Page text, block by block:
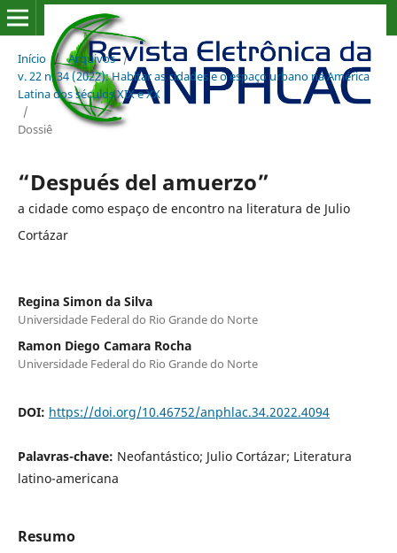
Início / Arquivos /
v. 22 n. 34 (2022): Habitar as cidades e o espaço urbano na América
Latina dos séculos XIX e XX
/
Dossiê
“Después del amuerzo”
a cidade como espaço de encontro na literatura de Julio
Cortázar
Regina Simon da Silva
Universidade Federal do Rio Grande do Norte
Ramon Diego Camara Rocha
Universidade Federal do Rio Grande do Norte
DOI: https://doi.org/10.46752/anphlac.34.2022.4094
Palavras-chave: Neofantástico; Julio Cortázar; Literatura
latino-americana
Resumo